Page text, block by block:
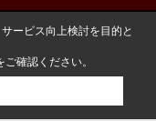
ービス向上検討を目的と
ご確認ください。